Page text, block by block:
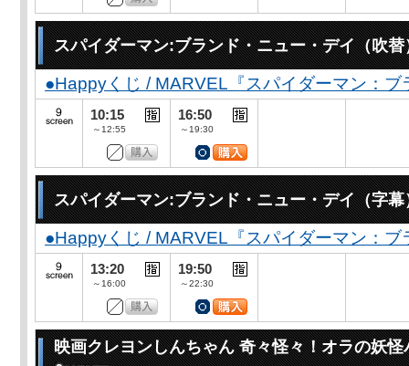
スパイダーマン:ブランド・ニュー・デイ（吹替
●Happyくじ / MARVEL『スパイダーマン：
10:15
～12:55
16:50
～19:30
スパイダーマン:ブランド・ニュー・デイ（字幕
●Happyくじ / MARVEL『スパイダーマン：
13:20
～16:00
19:50
～22:30
映画クレヨンしんちゃん 奇々怪々！オラの妖怪